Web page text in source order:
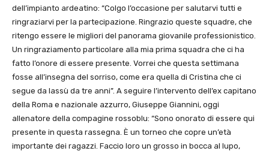
dell’impianto ardeatino: “Colgo l’occasione per salutarvi tutti e
ringraziarvi per la partecipazione. Ringrazio queste squadre, che
ritengo essere le migliori del panorama giovanile professionistico.
Un ringraziamento particolare alla mia prima squadra che ci ha
fatto l’onore di essere presente. Vorrei che questa settimana
fosse all’insegna del sorriso, come era quella di Cristina che ci
segue da lassù da tre anni”. A seguire l’intervento dell’ex capitano
della Roma e nazionale azzurro, Giuseppe Giannini, oggi
allenatore della compagine rossoblu: “Sono onorato di essere qui
presente in questa rassegna. È un torneo che copre un’età
importante dei ragazzi. Faccio loro un grosso in bocca al lupo,